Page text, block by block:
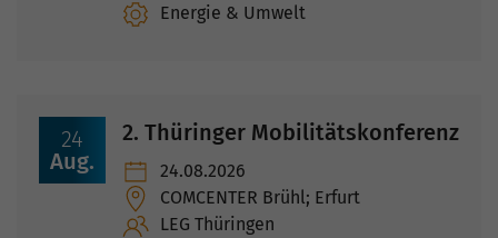
Energie & Umwelt
24
Aug.
2. Thüringer Mobilitätskonferenz
24.08.2026
COMCENTER Brühl; Erfurt
LEG Thüringen